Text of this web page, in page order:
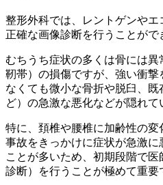
整形外科では、レントゲンや
正確な画像診断を行うことがで
むちうち症状の多くは骨には
靭帯）の損傷ですが、強い衝
なくても微小な骨折や脱臼、
ど）の急激な悪化などが隠れて
特に、頚椎や腰椎に加齢性の
事故をきっかけに症状が急激
ことが多いため、初期段階で
診断）を行うことが極めて重要